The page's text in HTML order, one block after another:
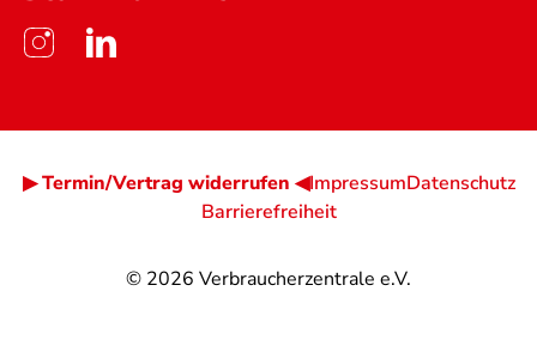
© 2026 Verbraucherzentrale e.V.
▶ Termin/Vertrag widerrufen ◀ImpressumDatenschutz
Barrierefreiheit